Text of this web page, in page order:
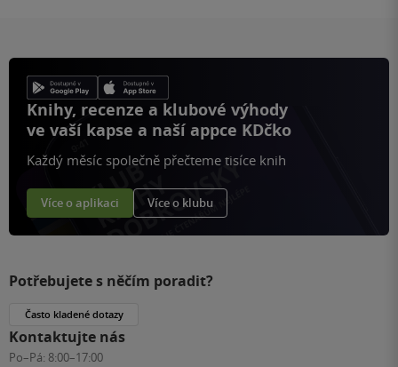
Knihy, recenze a klubové výhody
ve vaší kapse a naší appce KDčko
Každý měsíc společně přečteme tisíce knih
Více o aplikaci Více o klubu
Potřebujete s něčím poradit?
Často kladené dotazy
Kontaktujte nás
Po–Pá: 8:00–17:00